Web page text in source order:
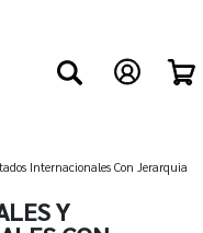
Internacionales Con Jerarquia
Y